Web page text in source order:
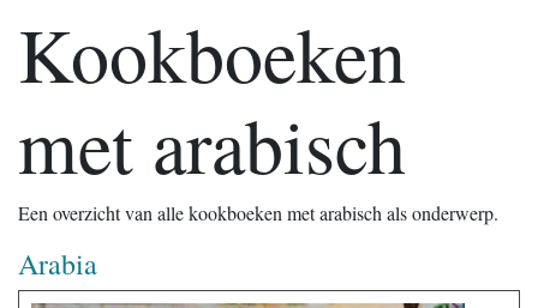
Kookboeken
met arabisch
Een overzicht van alle kookboeken met arabisch als onderwerp.
Arabia